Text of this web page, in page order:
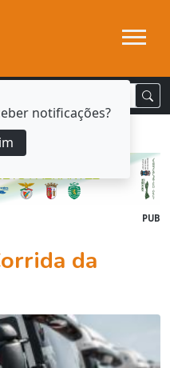
notificações?
PUB
da